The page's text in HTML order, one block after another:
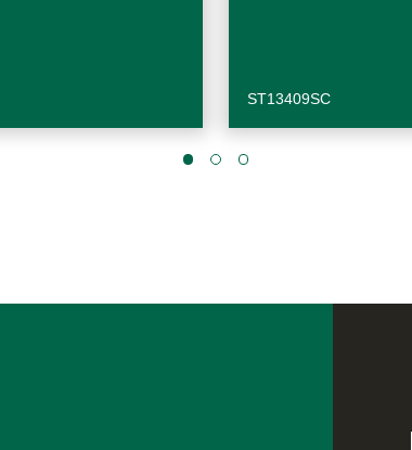
ST13409SC